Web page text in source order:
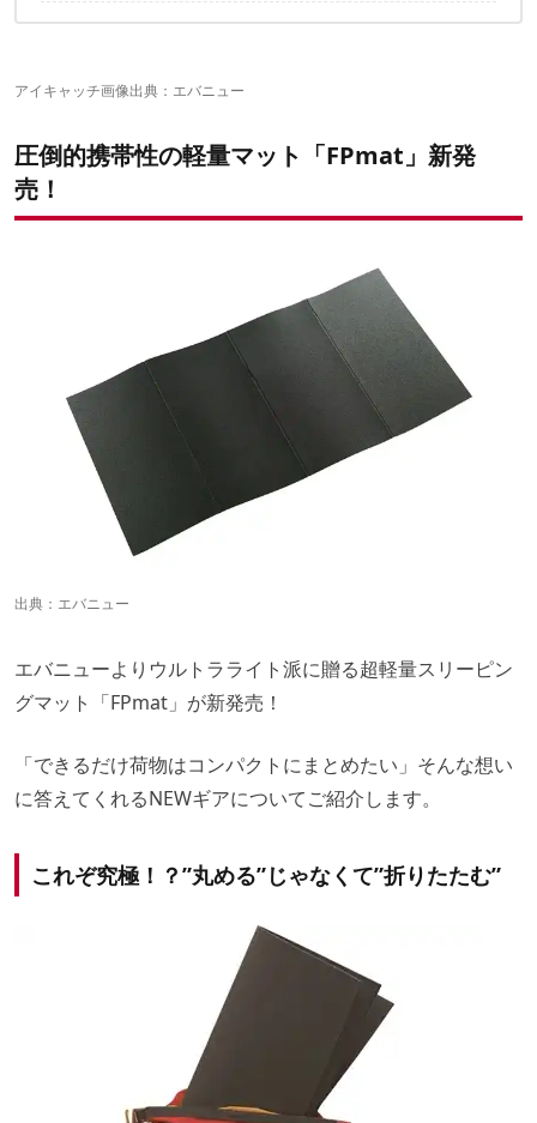
厚みは極うす5mm
アイキャッチ画像出典： エバニュー
圧倒的携帯性の軽量マット「FPmat」新発
売！
出典： エバニュー
エバニューよりウルトラライト派に贈る超軽量スリーピン
グマット「FPmat」が新発売！
「できるだけ荷物はコンパクトにまとめたい」そんな想い
に答えてくれるNEWギアについてご紹介します。
これぞ究極！？”丸める”じゃなくて”折りたたむ”